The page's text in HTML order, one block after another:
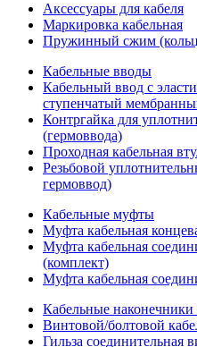
Аксессуары для кабеля
Маркировка кабельная
Пружинный сжим
Кабельные вводы
Кабельный ввод с
ступенчатый
Контргайка для
(гермоввода)
Проходная кабельная
Резьбовой
гермоввод)
Кабельные муфты
Муфта кабельная
Муфта кабельная
(комплект)
Муфта кабельная
Кабельные
Винтовой/болтовой
Гильза соединительная